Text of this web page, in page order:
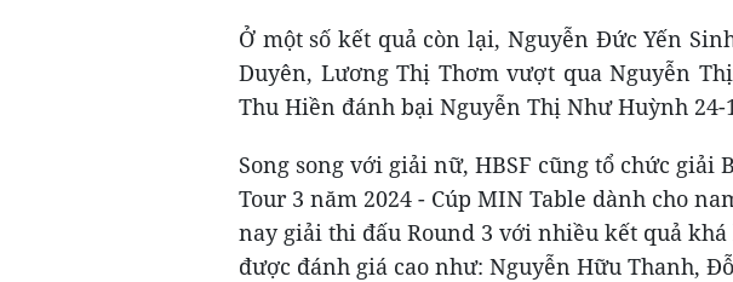
Ở một số kết quả còn lại, Nguyễn Đức Yến
Duyên, Lương Thị Thơm vượt qua Nguyễn
Thu Hiền đánh bại Nguyễn Thị Như Huỳnh
Song song với giải nữ, HBSF cũng tổ chức giải
Tour 3 năm 2024 - Cúp MIN Table dành cho
nay giải thi đấu Round 3 với nhiều kết quả khá
được đánh giá cao như: Nguyễn Hữu Thanh,